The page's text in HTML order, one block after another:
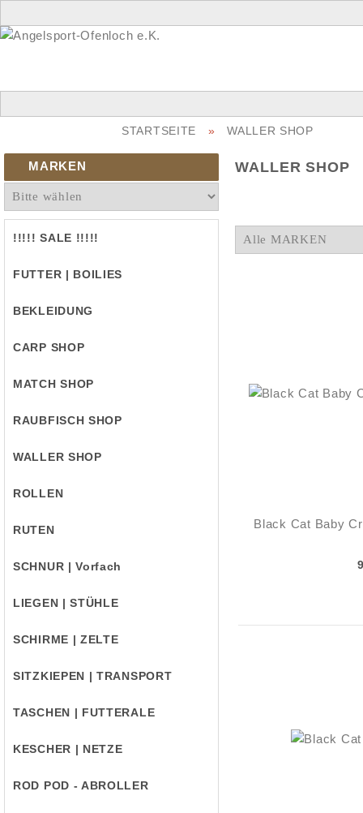
STARTSEITE » WALLER SHOP
MARKEN
!!!!! SALE !!!!!
FUTTER | BOILIES
BEKLEIDUNG
CARP SHOP
MATCH SHOP
RAUBFISCH SHOP
WALLER SHOP
ROLLEN
RUTEN
SCHNUR | Vorfach
LIEGEN | STÜHLE
SCHIRME | ZELTE
SITZKIEPEN | TRANSPORT
TASCHEN | FUTTERALE
KESCHER | NETZE
ROD POD - ABROLLER
WALLER SHOP
Black Cat Baby